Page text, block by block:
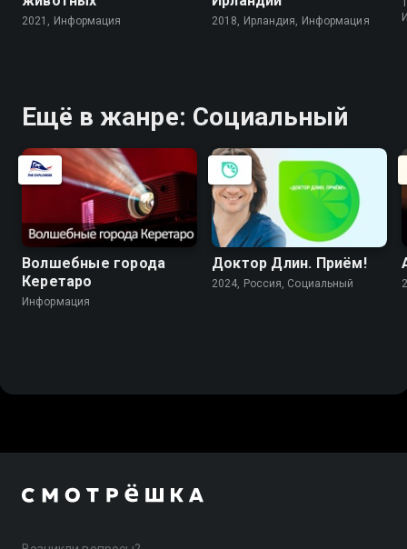
2021, Информация 2018, Ирландия, Информация
Ещё в жанре: Социальный
Волшебные города
Керетаро
Информация
Доктор Длин. Приём!
2024, Россия, Социальный